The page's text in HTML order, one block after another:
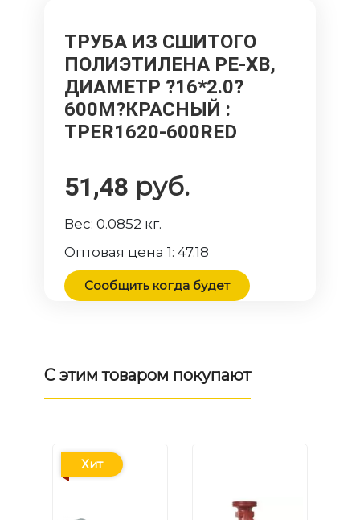
ТРУБА ИЗ СШИТОГО
ПОЛИЭТИЛЕНА PE-XB,
ДИАМЕТР ?16*2.0?
600М?КРАСНЫЙ :
TPER1620-600RED
51,48 руб.
Вес:0.0852 кг.
Оптовая цена 1:47.18
Сообщить когда будет
С этим товаром покупают
Хит